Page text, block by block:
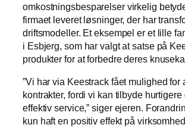
omkostningsbesparelser virkelig
firmaet leveret løsninger, der har
driftsmodeller. Et eksempel er et lille
i Esbjerg, som har valgt at satse på
produkter for at forbedre deres
”Vi har via Keestrack fået mulighed for
kontrakter, fordi vi kan tilbyde hurtigere
effektiv service,” siger ejeren.
kun haft en positiv effekt på